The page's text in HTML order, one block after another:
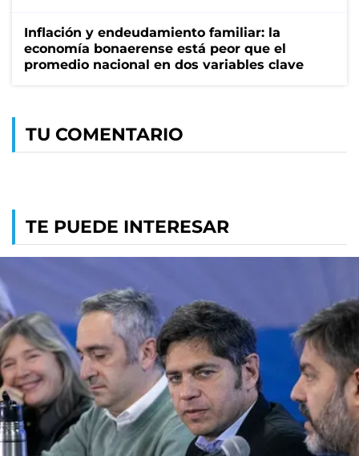
Inflación y endeudamiento familiar: la
economía bonaerense está peor que el
promedio nacional en dos variables clave
TU COMENTARIO
TE PUEDE INTERESAR